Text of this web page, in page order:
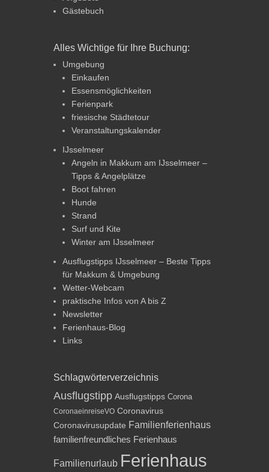
Gästebuch
Alles Wichtige für Ihre Buchung:
Umgebung
Einkaufen
Essensmöglichkeiten
Ferienpark
friesische Städtetour
Veranstaltungskalender
IJsselmeer
Angeln in Makkum am IJsselmeer –
Tipps & Angelplätze
Boot fahren
Hunde
Strand
Surf und Kite
Winter am IJsselmeer
Ausflugstipps IJsselmeer – Beste Tipps
für Makkum & Umgebung
Wetter-Webcam
praktische Infos von A bis Z
Newsletter
Ferienhaus-Blog
Links
Schlagwörterverzeichnis
Ausflugstipp Ausflugstipps Corona
CoronaeinreiseVO Coronavirus
Coronavirusupdate Familienferienhaus
familienfreundliches Ferienhaus
Familienurlaub Ferienhaus